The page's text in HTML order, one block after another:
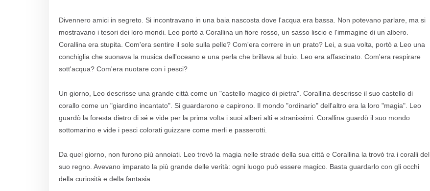
Divennero amici in segreto. Si incontravano in una baia nascosta dove l'acqua era bassa. Non potevano parlare, ma si
mostravano i tesori dei loro mondi. Leo portò a Corallina un fiore rosso, un sasso liscio e l'immagine di un albero.
Corallina era stupita. Com'era sentire il sole sulla pelle? Com'era correre in un prato? Lei, a sua volta, portò a Leo una
conchiglia che suonava la musica dell'oceano e una perla che brillava al buio. Leo era affascinato. Com'era respirare
sott'acqua? Com'era nuotare con i pesci?
Un giorno, Leo descrisse una grande città come un "castello magico di pietra". Corallina descrisse il suo castello di
corallo come un "giardino incantato". Si guardarono e capirono. Il mondo "ordinario" dell'altro era la loro "magia". Leo
guardò la foresta dietro di sé e vide per la prima volta i suoi alberi alti e stranissimi. Corallina guardò il suo mondo
sottomarino e vide i pesci colorati guizzare come merli e passerotti.
Da quel giorno, non furono più annoiati. Leo trovò la magia nelle strade della sua città e Corallina la trovò tra i coralli del
suo regno. Avevano imparato la più grande delle verità: ogni luogo può essere magico. Basta guardarlo con gli occhi
della curiosità e della fantasia.